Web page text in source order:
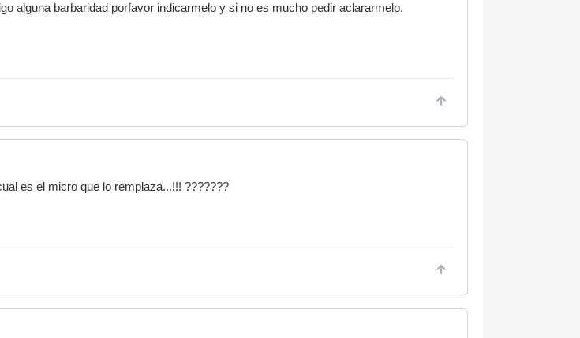
alguna barbaridad porfavor indicarmelo y si no es mucho pedir aclararmelo.
es el micro que lo remplaza...!!! ???????